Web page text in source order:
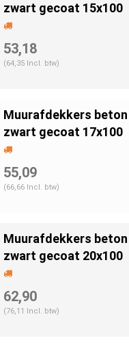
zwart gecoat 15x100
53,18
(64,35 Incl. btw)
Muurafdekkers
zwart gecoat 17x100
55,09
(66,66 Incl. btw)
Muurafdekkers
zwart gecoat 20x100
62,90
(76,11 Incl. btw)